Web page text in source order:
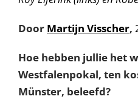
Door Martijn Visscher,
Hoe hebben jullie het
Westfalenpokal, ten
Münster, beleefd?